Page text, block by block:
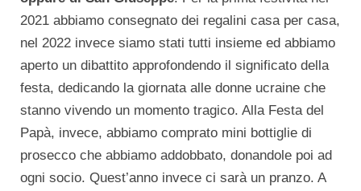
2021 abbiamo consegnato dei regalini casa per casa,
nel 2022 invece siamo stati tutti insieme ed abbiamo
aperto un dibattito approfondendo il significato della
festa, dedicando la giornata alle donne ucraine che
stanno vivendo un momento tragico. Alla Festa del
Papà, invece, abbiamo comprato mini bottiglie di
prosecco che abbiamo addobbato, donandole poi ad
ogni socio. Quest’anno invece ci sarà un pranzo. A